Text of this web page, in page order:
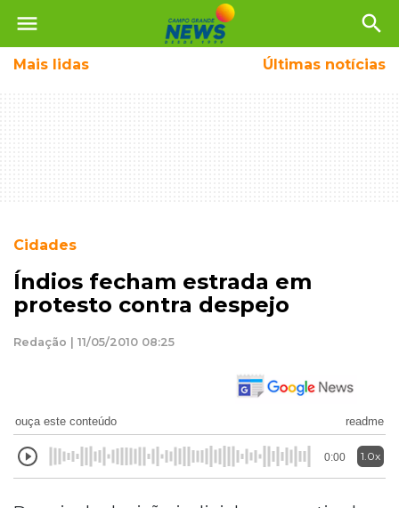
menu search
Mais lidas Últimas notícias
Cidades
Índios fecham estrada em
protesto contra despejo
Redação | 11/05/2010 08:25
ouça este conteúdo readme
0:00 1.0x